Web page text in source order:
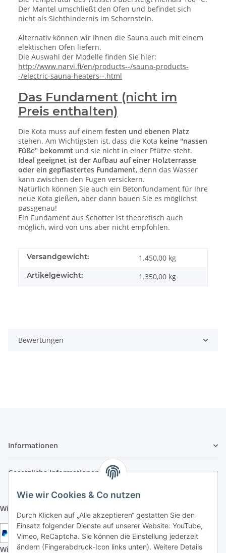
Der Mantel umschließt den Ofen und befindet sich
nicht als Sichthindernis im Schornstein.
Alternativ können wir Ihnen die Sauna auch mit einem
elektischen Ofen liefern.
Die Auswahl der Modelle finden Sie hier:
http://www.narvi.fi/en/products--/sauna-products-
-/electric-sauna-heaters--.html
Das Fundament (nicht im
Preis enthalten)
Die Kota muss auf einem festen und ebenen Platz
stehen. Am Wichtigsten ist, dass die Kota keine "nassen
Füße" bekommt und sie nicht in einer Pfütze steht.
Ideal geeignet ist der Aufbau auf einer Holzterrasse
oder ein gepflastertes Fundament, denn das Wasser
kann zwischen den Fugen versickern.
Natürlich können Sie auch ein Betonfundament für Ihre
neue Kota gießen, aber dann bauen Sie es möglichst
passgenau!
Ein Fundament aus Schotter ist theoretisch auch
möglich, wird von uns aber nicht empfohlen.
Versandgewicht: 1.450,00 kg
Artikelgewicht: 1.350,00 kg
Bewertungen
Informationen
Gesetzliche Informationen
Wir aktzeptieren folgende Zahlungsarten:
Wir versenden mit folgenden Versandarten:
Wie wir Cookies & Co nutzen
Durch Klicken auf „Alle akzeptieren“ gestatten Sie den
Einsatz folgender Dienste auf unserer Website: YouTube,
Vimeo, ReCaptcha. Sie können die Einstellung jederzeit
ändern (Fingerabdruck-Icon links unten). Weitere Details